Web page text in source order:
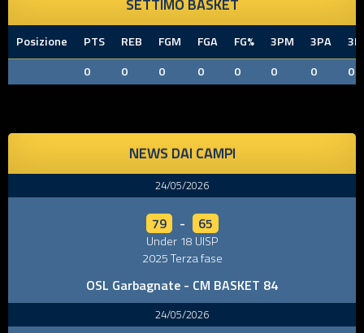
Posizione PTS REB FGM FGA FG% 3PM 3PA
0
0 0 0 0 0 0 0
NEWS DAI CAMPI
24/05/2026
79 - 65
Under 18 UISP
2025 Terza fase
OSL Garbagnate - CM BASKET 84
24/05/2026